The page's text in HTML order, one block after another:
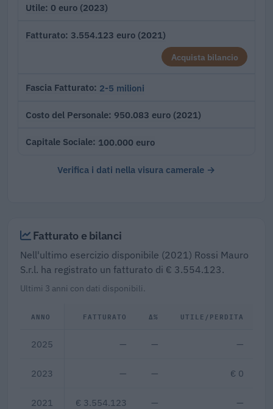
Utile 0 euro (2023)
Fatturato 3.554.123 euro (2021)
Acquista bilancio
Fascia Fatturato 2-5 milioni
Costo del Personale 950.083 euro (2021)
Capitale Sociale 100.000 euro
Verifica i dati nella visura camerale →
Fatturato e bilanci
Nell'ultimo esercizio disponibile (2021) Rossi Mauro
S.r.l. ha registrato un fatturato di € 3.554.123.
Ultimi 3 anni con dati disponibili.
ANNO FATTURATO Δ% UTILE/PERDITA
2025 — — —
2023 — — € 0
2021 € 3.554.123 — —